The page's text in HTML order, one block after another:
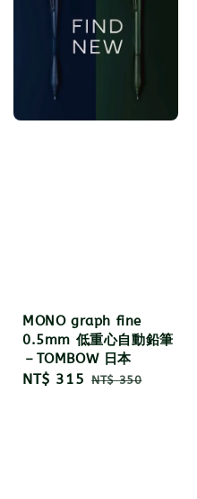
MONO graph fine
0.5mm 低重心自動鉛筆
－TOMBOW 日本
Sale
NT$ 315 Regular
NT$ 350